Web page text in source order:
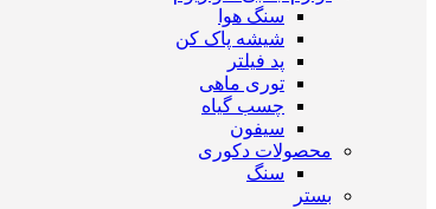
سنگ هوا
شیشه پاک کن
پد فیلتر
توری ماهی
چسب گیاه
سیفون
محصولات دکوری
سنگ
بستر